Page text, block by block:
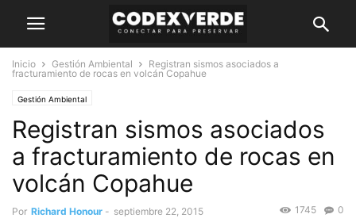
Inicio Gestión Ambiental
Registran sismos asociados a
fracturamiento de rocas en volcán Copahue
Gestión Ambiental
Registran sismos asociados
a fracturamiento de rocas en
volcán Copahue
Por Richard Honour - septiembre 22, 2015 0
1745